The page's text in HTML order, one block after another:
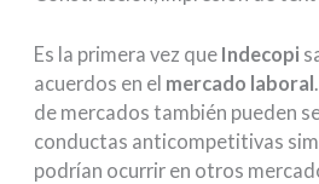
Es la primera vez que Indecopi
acuerdos en el mercado laboral
de mercados también pueden
conductas anticompetitivas
podrían ocurrir en otros